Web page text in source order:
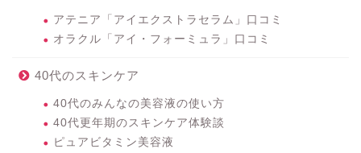
アテニア「アイエクストラセラム」口コミ
オラクル「アイ・フォーミュラ」口コミ
40代のスキンケア
40代のみんなの美容液の使い方
40代更年期のスキンケア体験談
ピュアビタミン美容液